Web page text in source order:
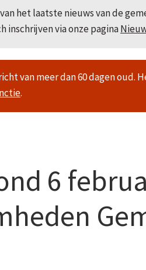
het laatste nieuws van de
inschrijven via onze pagina
van meer dan 60 dagen
.
6